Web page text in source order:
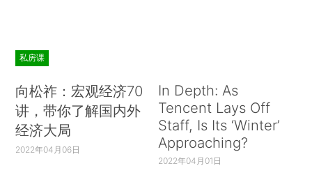
私房课
向松祚：宏观经济70
讲，带你了解国内外
经济大局
2022年04月06日
In Depth: As
Tencent Lays Off
Staff, Is Its ‘Winter’
Approaching?
2022年04月01日